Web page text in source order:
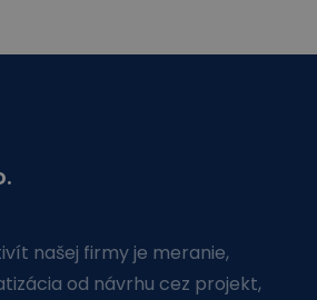
našej firmy je meranie,
od návrhu cez projekt,